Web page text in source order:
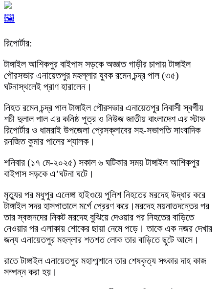
🖼️
রিপোর্টার:
টাঙ্গাইল আশিকপুর বাইপাস সড়কে অজ্ঞাত গাড়ীর চাপায় টাঙ্গাইল
পৌরসভার এনায়েতপুর মহল্লার যুবক রমেন চন্দ্র পাল (৩৫)
ঘটনাস্থলেই প্রাণ হারালেন।
নিহত রমেন চন্দ্র পাল টাঙ্গাইল পৌরসভার এনায়েতপুর নিবাসী স্বর্গীয়
শচী দুলাল পাল এর কনিষ্ঠ পুত্র ও নিউজ জাতীয় বাংলাদেশ এর স্টাফ
রিপোর্টার ও ধামরাই উপজেলা প্রেসক্লাবের সহ-সভাপতি সাংবাদিক
রনজিত কুমার পালের শ্যালক।
শনিবার (১৭ মে-২০২৫) সকাল ৬ ঘটিকার সময় টাঙ্গাইল আশিকপুর
বাইপাস সড়কে এ’ঘটনা ঘটে।
মৃত্যুর পর মধুপুর এলেঙ্গা হাইওয়ে পুলিশ নিহতের মরদেহ উদ্ধার করে
টাঙ্গাইল সদর হাসপাতালে মর্গে প্রেরণ করে।মরদেহ ময়নাতদন্তের পর
তার স্বজনদের নিকট মরদেহ বুঝিয়ে দেওয়ার পর নিহতের বাড়িতে
নেওয়ার পর এলাকায় শোকের ছায়া নেমে পড়ে। তাকে এক নজর দেখার
জন্য এনায়েতপুর মহল্লার শতশত লোক তার বাড়িতে ছুটে আসে।
রাতে টাঙ্গাইল এনায়েতপুর মহাশ্মশানে তার শেষকৃত্য সৎকার দাহ কাজ
সম্পন্ন করা হয়।